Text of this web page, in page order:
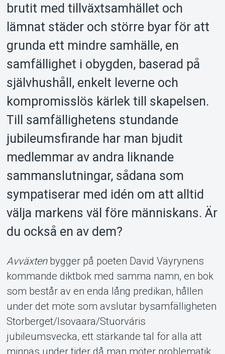
Support
Om Tickster
brutit med tillväxtsamhället och
lämnat städer och större byar för att
grunda ett mindre samhälle, en
samfällighet i obygden, baserad på
självhushåll, enkelt leverne och
kompromisslös kärlek till skapelsen.
Till samfällighetens stundande
jubileumsfirande har man bjudit
medlemmar av andra liknande
sammanslutningar, sådana som
sympatiserar med idén om att alltid
välja markens väl före människans. Är
du också en av dem?
Avväxtenbygger på poeten David Väyrynens
kommande diktbok med samma namn, en bok
som består av en enda lång predikan, hållen
under det möte som avslutar bysamfälligheten
Storberget/Isovaara/Stuorváris
jubileumsvecka, ett stärkande tal för alla att
minnas under tider då man möter problematik